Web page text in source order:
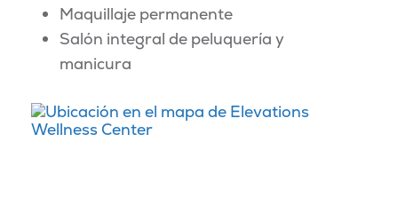
Maquillaje permanente
Salón integral de peluquería y
manicura